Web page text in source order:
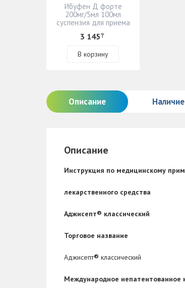
Ибуфен Д форте
200мг/5мл 100мл
суспензия для приема
3 145₸
В корзину
Описание
Описание
Инструкция по медицинскому
лекарственного средства
Аджисепт® классический
Торговое название
Аджисепт® классический
Международное непатентованное